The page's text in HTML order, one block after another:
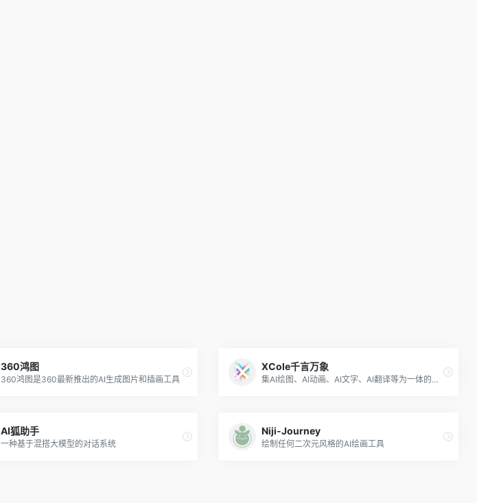
360鸿图
360鸿图是360最新推出的AI生成图片和插画工具
XCole千言万象
集AI绘图、Al动画、AI文字、Al翻译等为一体的综合性AI创作型工具。
AI狐助手
一种基于混搭大模型的对话系统
Niji-Journey
绘制任何二次元风格的AI绘画工具